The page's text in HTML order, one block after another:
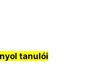
tanulói